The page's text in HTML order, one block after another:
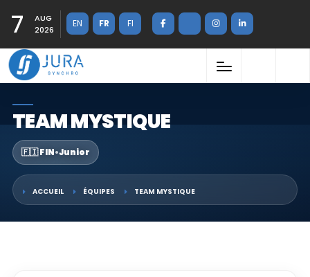
7
AUG
2026
EN FR FI
TEAM MYSTIQUE
🇫🇮 FIN•Junior
ACCUEIL ÉQUIPES TEAM MYSTIQUE